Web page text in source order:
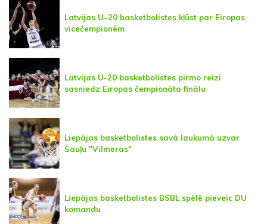
Latvijas U–20 basketbolistes kļūst par Eiropas
vicečempionēm
Latvijas U-20 basketbolistes pirmo reizi
sasniedz Eiropas čempionāta finālu
Liepājas basketbolistes savā laukumā uzvar
Šauļu "Vilmeras"
Liepājas basketbolistes BSBL spēlē pieveic DU
komandu